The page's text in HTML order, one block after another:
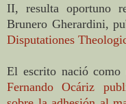
II, resulta oportuno
Brunero Gherardini,
Disputationes
El escrito nació como
Fernando Ocáriz